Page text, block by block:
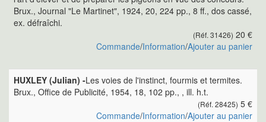
Brux., Journal "Le Martinet", 1924, 20, 224 pp., 8 ff., dos cassé,
ex. défraîchi.
(Réf. 31426) 20 €
Commande/Information/Ajouter au panier
HUXLEY (Julian) -Les voies de l'instinct, fourmis et termites.
Brux., Office de Publicité, 1954, 18, 102 pp., , ill. h.t.
(Réf. 28425) 5 €
Commande/Information/Ajouter au panier